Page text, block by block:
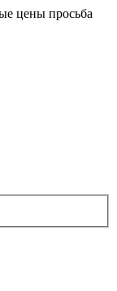
цены просьба